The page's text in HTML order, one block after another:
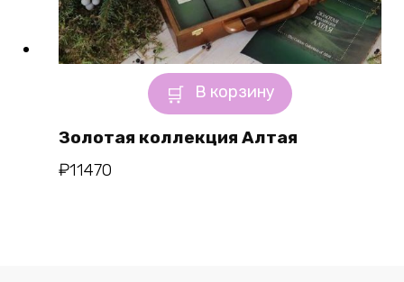
В корзину
Золотая коллекция Алтая
₽11470